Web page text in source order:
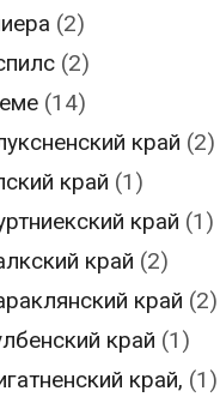
(2)
(2)
(14)
край (2)
край (1)
край (1)
край (2)
край (2)
край (1)
край, (1)